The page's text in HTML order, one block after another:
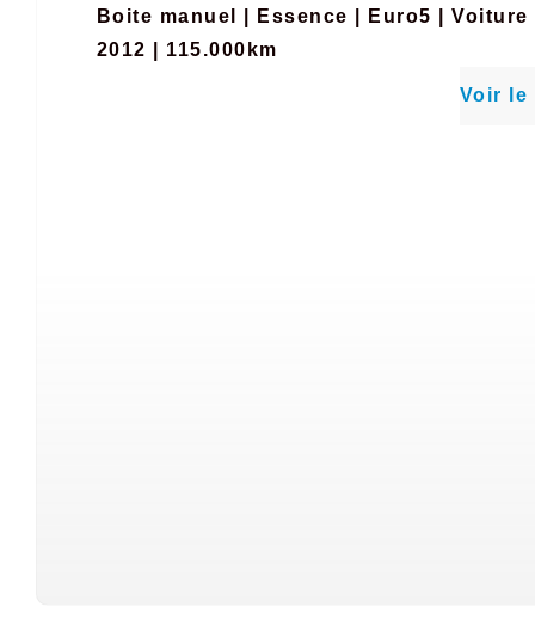
Boite manuel Essence Euro5
Voiture
2012 | 115.000km
Voir le